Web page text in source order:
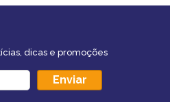
dicas e promoções